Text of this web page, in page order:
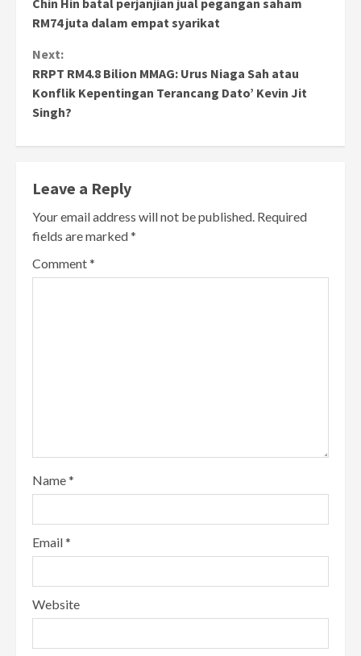
Reading
RM74 juta dalam empat syarikat
Next:
RRPT RM4.8 Bilion MMAG: Urus Niaga Sah atau
Konflik Kepentingan Terancang Dato’ Kevin Jit
Singh?
Leave a Reply
Your email address will not be published. Required
fields are marked*
Comment*
Name*
Email*
Website